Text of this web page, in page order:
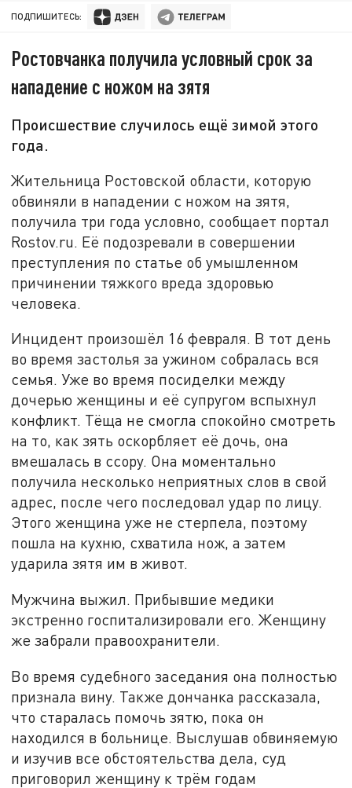
ПОДПИШИТЕСЬ:
Ростовчанка получила условный срок за
нападение с ножом на зятя
Происшествие случилось ещё зимой этого
года.
Жительница Ростовской области, которую
обвиняли в нападении с ножом на зятя,
получила три года условно, сообщает портал
Rostov.ru. Её подозревали в совершении
преступления по статье об умышленном
причинении тяжкого вреда здоровью
человека.
Инцидент произошёл 16 февраля. В тот день
во время застолья за ужином собралась вся
семья. Уже во время посиделки между
дочерью женщины и её супругом вспыхнул
конфликт. Тёща не смогла спокойно смотреть
на то, как зять оскорбляет её дочь, она
вмешалась в ссору. Она моментально
получила несколько неприятных слов в свой
адрес, после чего последовал удар по лицу.
Этого женщина уже не стерпела, поэтому
пошла на кухню, схватила нож, а затем
ударила зятя им в живот.
Мужчина выжил. Прибывшие медики
экстренно госпитализировали его. Женщину
же забрали правоохранители.
Во время судебного заседания она полностью
признала вину. Также дончанка рассказала,
что старалась помочь зятю, пока он
находился в больнице. Выслушав обвиняемую
и изучив все обстоятельства дела, суд
приговорил женщину к трём годам